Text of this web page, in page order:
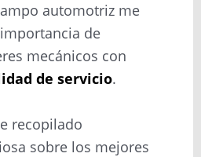
automotriz me
de
mecánicos con
de servicio.
recopilado
sobre los mejores